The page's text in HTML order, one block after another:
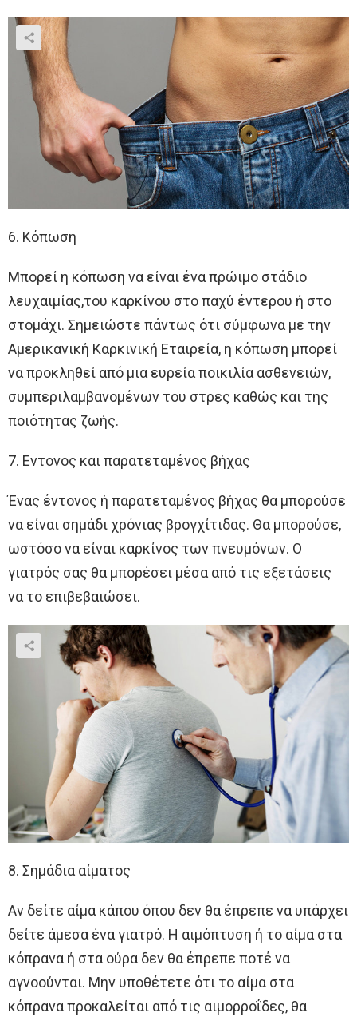
6. Κόπωση
Μπορεί η κόπωση να είναι ένα πρώιμο στάδιο
λευχαιμίας,του καρκίνου στο παχύ έντερου ή στο
στομάχι. Σημειώστε πάντως ότι σύμφωνα με την
Αμερικανική Καρκινική Εταιρεία, η κόπωση μπορεί
να προκληθεί από μια ευρεία ποικιλία ασθενειών,
συμπεριλαμβανομένων του στρες καθώς και της
ποιότητας ζωής.
7. Εντονος και παρατεταμένος βήχας
Ένας έντονος ή παρατεταμένος βήχας θα μπορούσε
να είναι σημάδι χρόνιας βρογχίτιδας. Θα μπορούσε,
ωστόσο να είναι καρκίνος των πνευμόνων. Ο
γιατρός σας θα μπορέσει μέσα από τις εξετάσεις
να το επιβεβαιώσει.
8. Σημάδια αίματος
Αν δείτε αίμα κάπου όπου δεν θα έπρεπε να υπάρχει
δείτε άμεσα ένα γιατρό. Η αιμόπτυση ή το αίμα στα
κόπρανα ή στα ούρα δεν θα έπρεπε ποτέ να
αγνοούνται. Μην υποθέτετε ότι το αίμα στα
κόπρανα προκαλείται από τις αιμορροΐδες, θα